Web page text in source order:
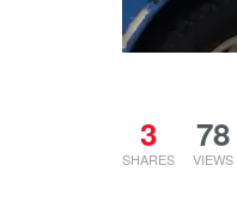
3
SHARES
78
VIEWS